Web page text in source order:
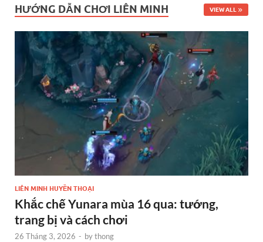
HƯỚNG DẪN CHƠI LIÊN MINH VIEW ALL
LIÊN MINH HUYỀN THOẠI
Khắc chế Yunara mùa 16 qua: tướng,
trang bị và cách chơi
26 Tháng 3, 2026 - bythong